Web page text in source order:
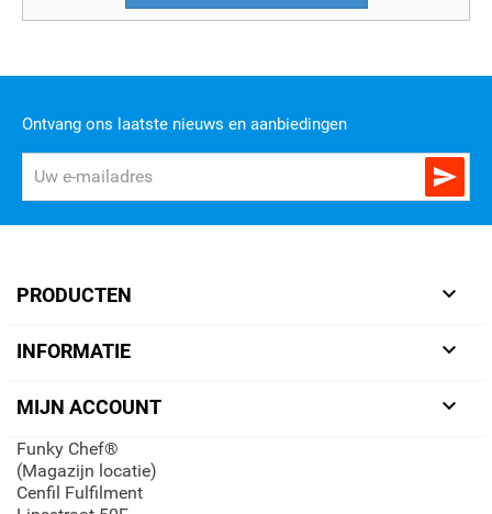
Ontvang ons laatste nieuws en aanbiedingen

PRODUCTEN 
INFORMATIE 
MIJN ACCOUNT 
Funky Chef®
(Magazijn locatie)
Cenfil Fulfilment